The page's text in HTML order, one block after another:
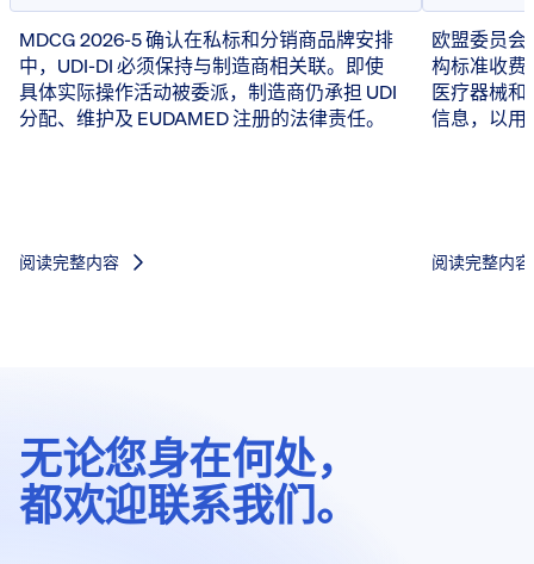
MDCG 2026-5 确认在私标和分销商品牌安排
中，UDI-DI 必须保持与制造商相关联。即使
具体实际操作活动被委派，制造商仍承担 UDI
分配、维护及 EUDAMED 注册的法律责任。
阅读完整内容
欧盟委员会
构标准收费
医疗器械和
信息，以用
阅读完整内容
无论您身在何处，
都欢迎联系我们。